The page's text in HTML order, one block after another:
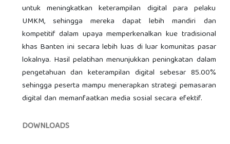
untuk meningkatkan keterampilan digital para pelaku
UMKM, sehingga mereka dapat lebih mandiri dan
kompetitif dalam upaya memperkenalkan kue tradisional
khas Banten ini secara lebih luas di luar komunitas pasar
lokalnya. Hasil pelatihan menunjukkan peningkatan dalam
pengetahuan dan keterampilan digital sebesar 85.00%
sehingga peserta mampu menerapkan strategi pemasaran
digital dan memanfaatkan media sosial secara efektif.
DOWNLOADS